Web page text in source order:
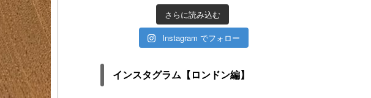
さらに読み込む
Instagram でフォロー
インスタグラム【ロンドン編】